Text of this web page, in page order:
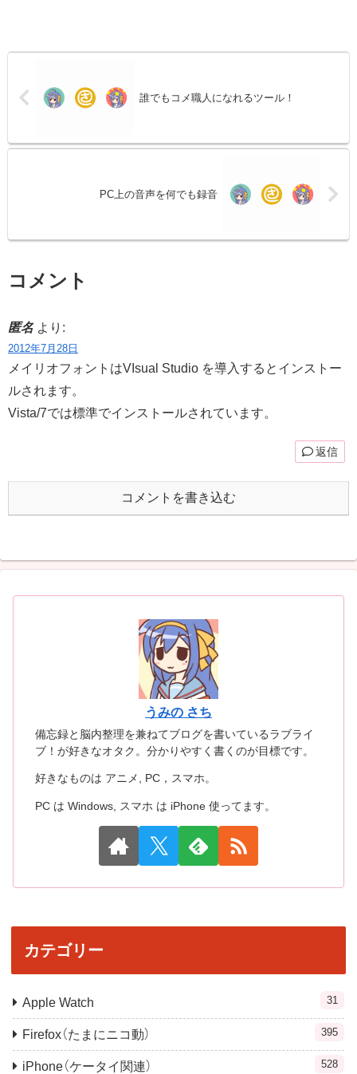
誰でもコメ職人になれるツール！
PC上の音声を何でも録音
コメント
匿名 より:
2012年7月28日
メイリオフォントはVIsual Studio を導入するとインストー
ルされます。
Vista/7では標準でインストールされています。
返信
コメントを書き込む
うみの さち
備忘録と脳内整理を兼ねてブログを書いているラブライ
ブ！が好きなオタク。分かりやすく書くのが目標です。
好きなものは アニメ, PC，スマホ。
PC は Windows, スマホ は iPhone 使ってます。
カテゴリー
Apple Watch 31
Firefox（たまにニコ動） 395
iPhone（ケータイ関連） 528